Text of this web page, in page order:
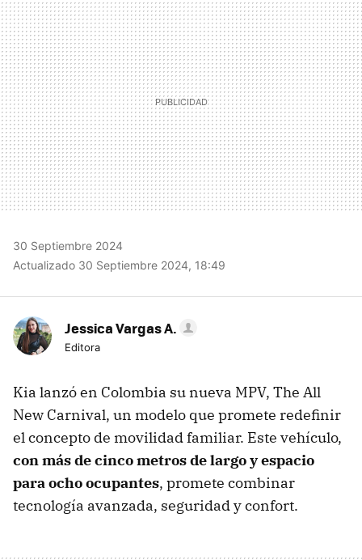
MAIL
30 Septiembre 2024
Actualizado 30 Septiembre 2024, 18:49
Jessica Vargas A.
Editora
Kia lanzó en Colombia su nueva MPV, The All
New Carnival, un modelo que promete redefinir
el concepto de movilidad familiar. Este vehículo,
con más de cinco metros de largo y espacio
para ocho ocupantes, promete combinar
tecnología avanzada, seguridad y confort.